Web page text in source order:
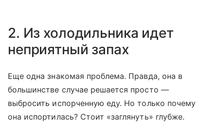
2. Из холодильника идет
неприятный запах
Еще одна знакомая проблема. Правда, она в
большинстве случае решается просто —
выбросить испорченную еду. Но только почему
она испортилась? Стоит «заглянуть» глубже.